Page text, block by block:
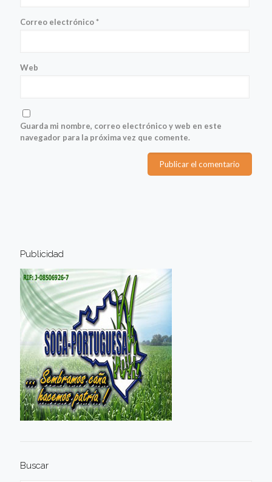
Correo electrónico*
Web
Guarda mi nombre, correo electrónico y web en este
navegador para la próxima vez que comente.
Publicidad
Buscar